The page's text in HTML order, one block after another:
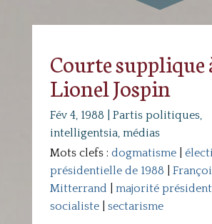
Courte supplique
Lionel Jospin
Fév 4, 1988
Partis politiques,
intelligentsia, médias
Mots clefs : dogmatisme|
présidentielle de 1988
Mitterrand
majorité
socialiste| sectarisme